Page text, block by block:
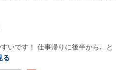
いです！ 仕事帰りに後半から♩と
る